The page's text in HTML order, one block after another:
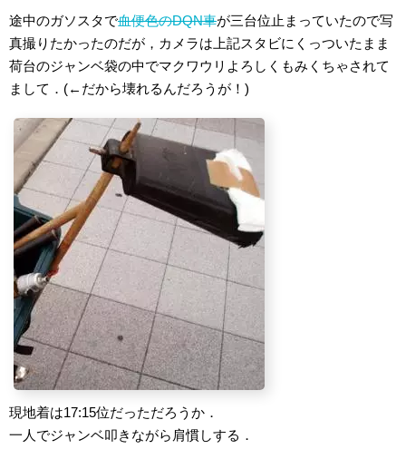
途中のガソスタで血便色のDQN車が三台位止まっていたので写
真撮りたかったのだが，カメラは上記スタビにくっついたまま
荷台のジャンベ袋の中でマクワウリよろしくもみくちゃされて
まして．(←だから壊れるんだろうが！)
現地着は17:15位だっただろうか．
一人でジャンベ叩きながら肩慣しする．